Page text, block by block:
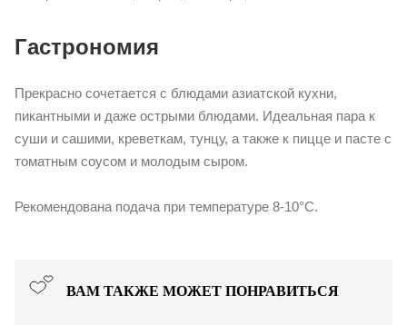
Гастрономия
Прекрасно сочетается с блюдами азиатской кухни,
пикантными и даже острыми блюдами. Идеальная пара к
суши и сашими, креветкам, тунцу, а также к пицце и пасте с
томатным соусом и молодым сыром.
Рекомендована подача при температуре 8-10°С.
ВАМ ТАКЖЕ МОЖЕТ ПОНРАВИТЬСЯ